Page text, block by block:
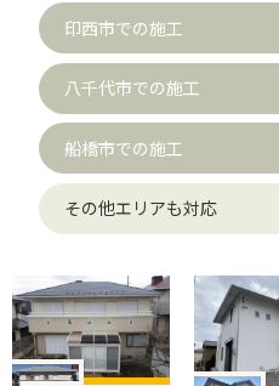
印西市での施工
八千代市での施工
船橋市での施工
その他エリアも対応